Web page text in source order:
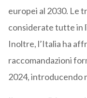
europei al 2030. Le
considerate tutte in
Inoltre, l’Italia ha
raccomandazioni
2024, introducendo